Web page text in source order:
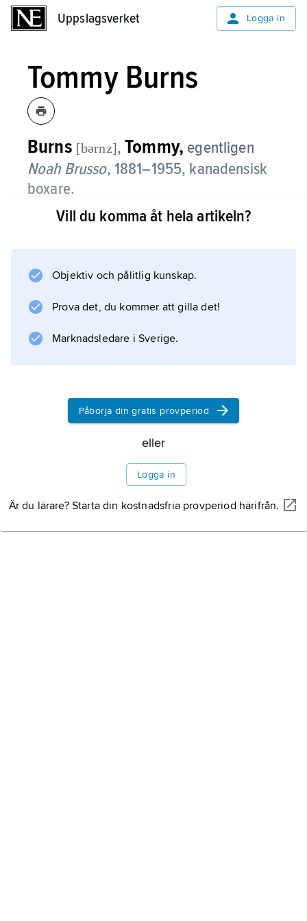
Uppslagsverket Logga in
Tommy Burns
Burns [bərnz],Tommy, egentligen
Noah Brusso, 1881–1955, kanadensisk
boxare.
Tommy Burns, som var världsmästare 1906–
till den förste svarte mästaren Jack Johnson
Australien.
Vill du komma åt hela artikeln?
Objektiv och pålitlig kunskap.
Prova det, du kommer att gilla det!
Marknadsledare i Sverige.
Påbörja din gratis provperiod
eller
Logga in
Är du lärare? Starta din kostnadsfria provperiod härifrån.